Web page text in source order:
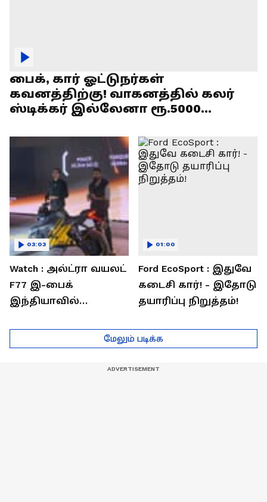
பைக், கார் ஓட்டுநர்கள்
கவனத்திற்கு! வாகனத்தில் கலர்
ஸ்டிக்கர் இல்லேனா ரூ.5000
Watch : அல்ட்ரா வயலட்
F77 இ-பைக்
இந்தியாவில்
சார்ஜில் 307கி.மீ
பயணம்!
03:03
Ford EcoSport : இதுவே
கடைசி கார்! - இதோடு
தயாரிப்பு நிறுத்தம்!
01:00
மேலும் படிக்க